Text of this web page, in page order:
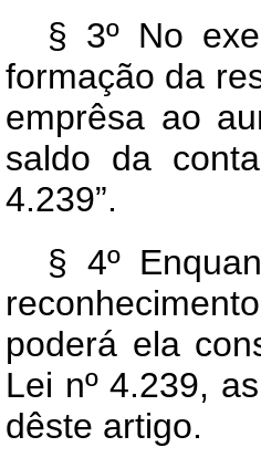
§ 3º No
formação da
emprêsa ao
saldo da
4.239”.
§ 4º
poderá ela
Lei nº 4.239,
dêste artigo.